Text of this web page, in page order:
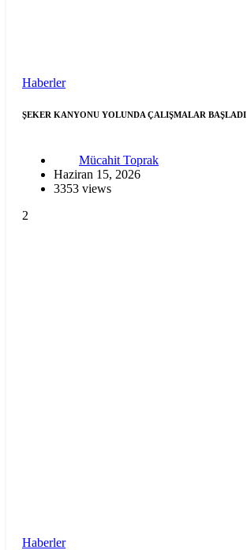
Haberler
ŞEKER KANYONU YOLUNDA ÇALIŞMALAR BAŞLADI
Mücahit Toprak
Haziran 15, 2026
3353 views
2
Haberler